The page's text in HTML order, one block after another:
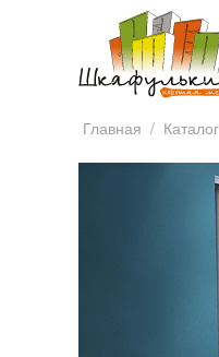
Главная / Каталог